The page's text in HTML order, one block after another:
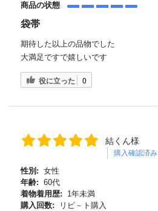
商品の状態
袋帯
期待した以上の品物でした
大満足ですで嬉しいです
役に立った 0
結くん様
購入確認済み
性別: 女性
年齢: 60代
着物着用歴:
1年未満
購入回数:
リピ－ト購入